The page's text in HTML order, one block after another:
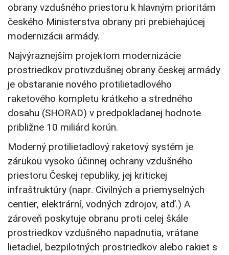
obrany vzdušného priestoru k hlavným prioritám
českého Ministerstva obrany pri prebiehajúcej
modernizácii armády.
Najvýraznejším projektom modernizácie
prostriedkov protivzdušnej obrany českej armády
je obstaranie nového protilietadlového
raketového kompletu krátkeho a stredného
dosahu (SHORAD) v predpokladanej hodnote
približne 10 miliárd korún.
Moderný protilietadlový raketový systém je
zárukou vysoko účinnej ochrany vzdušného
priestoru Českej republiky, jej kritickej
infraštruktúry (napr. Civilných a priemyselných
centier, elektrární, vodných zdrojov, atď.) A
zároveň poskytuje obranu proti celej škále
prostriedkov vzdušného napadnutia, vrátane
lietadiel, bezpilotných prostriedkov alebo rakiet s